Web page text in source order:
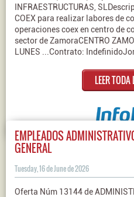
INFRAESTRUCTURAS,
COEX para realizar labores de
operaciones coex en centro de
sector de ZamoraCENTRO
LUNES ...Contrato:
LEER TODA
EMPLEADOS
GENERAL
Tuesday, 16 de June de 2026
Oferta Núm 13144 de